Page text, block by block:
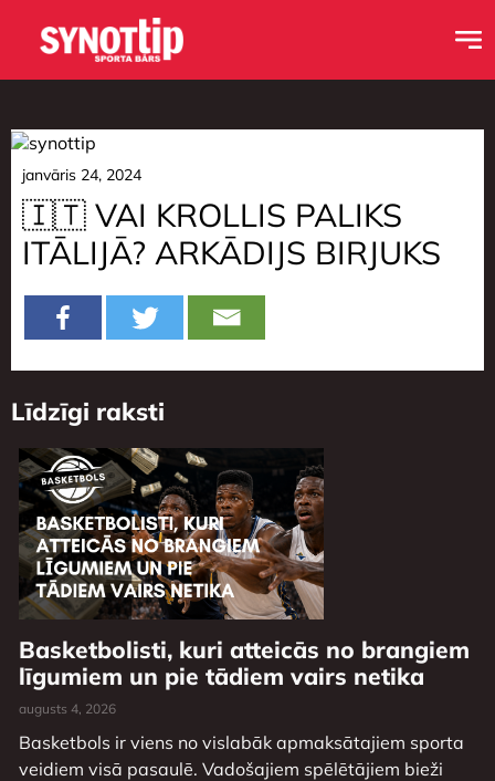
janvāris 24, 2024
🇮🇹 VAI KROLLIS PALIKS
ITĀLIJĀ? ARKĀDIJS BIRJUKS
Līdzīgi raksti
Basketbolisti, kuri atteicās no brangiem
līgumiem un pie tādiem vairs netika
augusts 4, 2026
Basketbols ir viens no vislabāk apmaksātajiem sporta
veidiem visā pasaulē. Vadošajiem spēlētājiem bieži